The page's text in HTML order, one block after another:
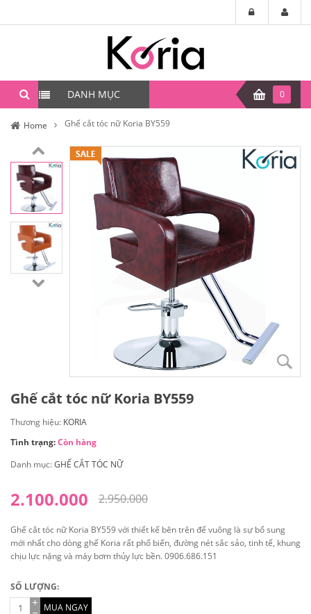
DANH MỤC 0
Home Ghế cắt tóc nữ Koria BY559
Ghế cắt tóc nữ Koria BY559
Thương hiệu: KORIA
Tình trạng:Còn hàng
Danh mục:GHẾ CẮT TÓC NỮ
2.950.000
2.100.000
Ghế cắt tóc nữ Koria BY559 với thiết kế bên trên đế vuông là sự bổ sung
mới nhất cho dòng ghế Koria rất phổ biến, đường nét sắc sảo, tinh tế, khung
chịu lực nặng và máy bơm thủy lực bền. 0906.686.151
SỐ LƯỢNG:
MUA NGAY